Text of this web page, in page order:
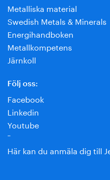
Metalliska material
Swedish Metals & Minerals
Energihandboken
Metallkompetens
Järnkoll
Följ oss:
Facebook
Linkedin
Youtube
¨
Här kan du anmäla dig till